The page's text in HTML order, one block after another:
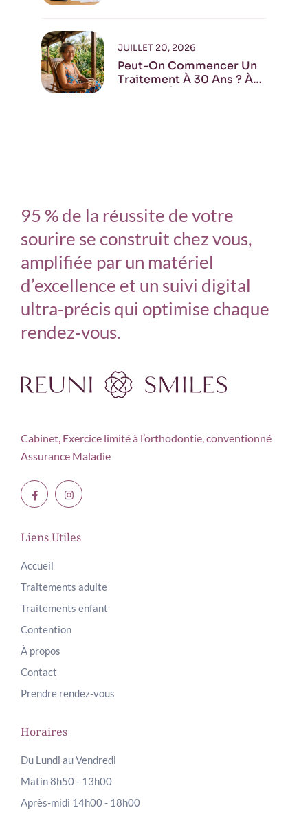
Peut-On Commencer Un
Traitement À 30 Ans ? À
JUILLET 20, 2026
95 % de la réussite de votre
sourire se construit chez vous,
amplifiée par un matériel
d’excellence et un suivi digital
ultra‑précis qui optimise chaque
rendez‑vous.
Cabinet, Exercice limité à l’orthodontie, conventionné
Assurance Maladie
Liens Utiles
Accueil
Traitements adulte
Traitements enfant
Contention
À propos
Contact
Prendre rendez-vous
Horaires
Du Lundi au Vendredi
Matin 8h50 - 13h00
Après-midi 14h00 - 18h00